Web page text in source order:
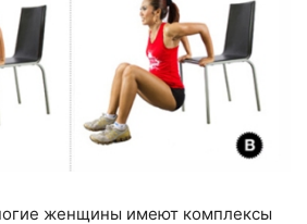
женщины имеют комплексы